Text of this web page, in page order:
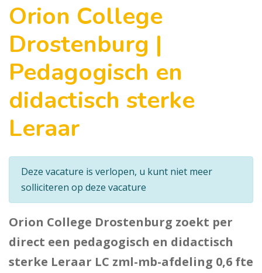
Orion College
Drostenburg |
Pedagogisch en
didactisch sterke
Leraar
Deze vacature is verlopen, u kunt niet meer
solliciteren op deze vacature
Orion College Drostenburg zoekt per
direct een pedagogisch en didactisch
sterke Leraar LC zml-mb-afdeling 0,6 fte